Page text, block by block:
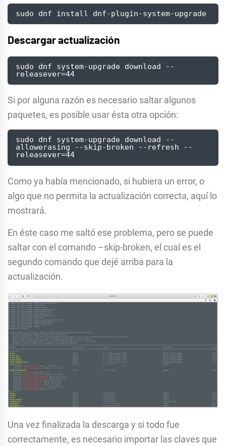
sudo dnf install dnf-plugin-system-upgrade
Descargar actualización
sudo dnf system-upgrade download --
releasever=44
Si por alguna razón es necesario saltar algunos
paquetes, es posible usar ésta otra opción:
sudo dnf system-upgrade download --
allowerasing --skip-broken --refresh --
releasever=44
Como ya había mencionado, si hubiera un error, o
algo que no permita la actualización correcta, aquí lo
mostrará.
En éste caso me saltó ese problema, pero se puede
saltar con el comando –skip-broken, el cual es el
segundo comando que dejé arriba para la
actualización.
Una vez finalizada la descarga y si todo fue
correctamente, es necesario importar las claves que